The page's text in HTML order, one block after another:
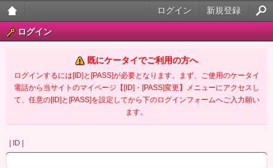
大人
ータ
イ官
新規登録
ログイン
ログイン
既にケータイでご利用の方へ
ログインするには[ID]と[PASS]が必要となります。まず、ご使用のケータイ
電話から当サイトのマイページ【[ID]・[PASS]変更】メニューにアクセスし
て、任意の[ID]と[PASS]を設定してから下のログインフォームへご入力願い
ます。
| ID |